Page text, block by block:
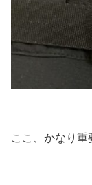
ここ、かなり重